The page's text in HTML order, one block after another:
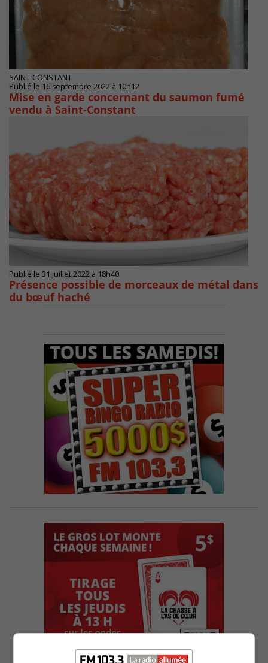
SAINT-CONSTANT
Publié le 16 septembre 2022 à 10h12
Mise en garde concernant du saumon fumé
vendu à Saint-Constant
Publié le 31 juillet 2022 à 18h40
Présence possible de morceaux de métal dans
du bœuf haché